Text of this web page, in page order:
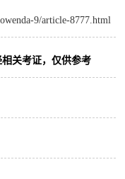
9/article-8777.html
关考证，仅供参考